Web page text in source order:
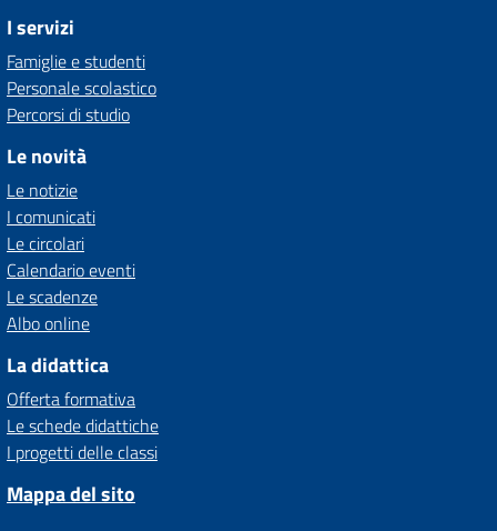
I servizi
Famiglie e studenti
Personale scolastico
Percorsi di studio
Le novità
Le notizie
I comunicati
Le circolari
Calendario eventi
Le scadenze
Albo online
La didattica
Offerta formativa
Le schede didattiche
I progetti delle classi
Mappa del sito